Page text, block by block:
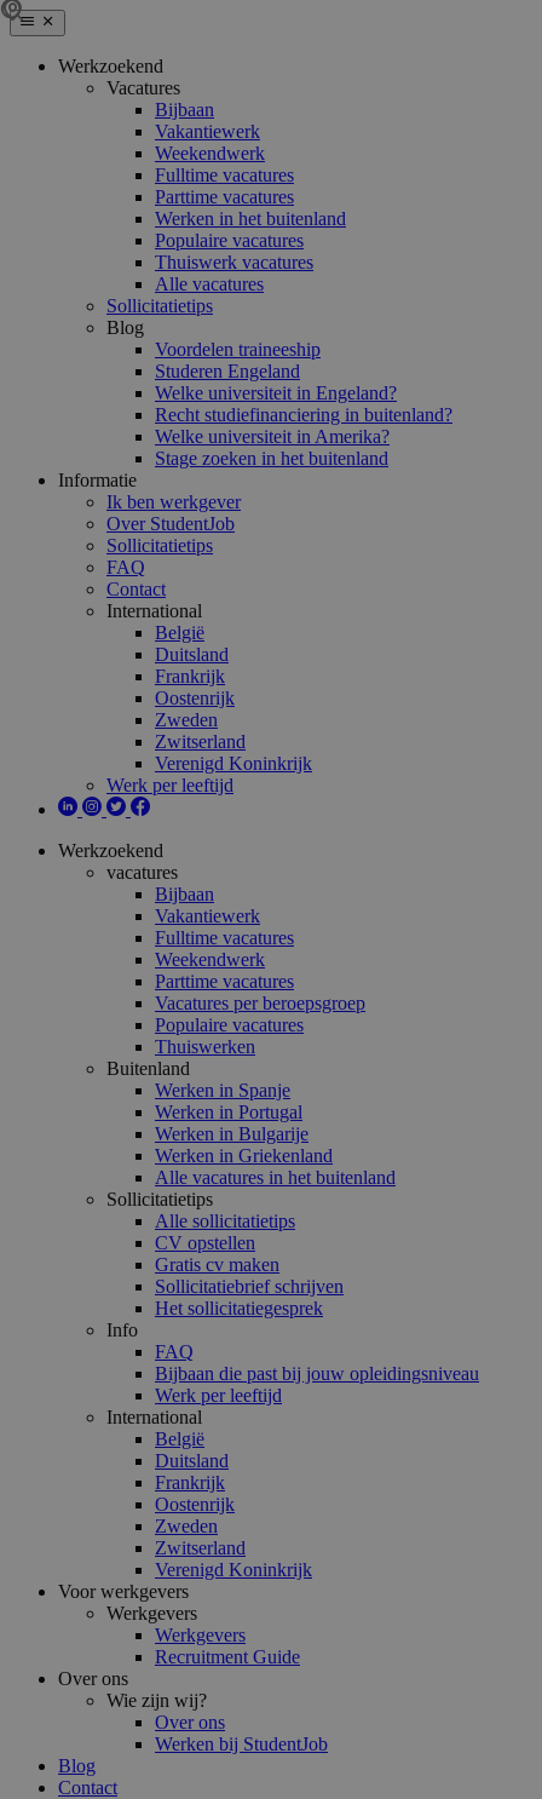
Werkzoekend
Vacatures
Bijbaan
Vakantiewerk
Weekendwerk
Fulltime vacatures
Parttime vacatures
Werken in het buitenland
Populaire vacatures
Thuiswerk vacatures
Alle vacatures
Sollicitatietips
Blog
Voordelen traineeship
Studeren Engeland
Welke universiteit in Engeland?
Recht studiefinanciering in buitenland?
Welke universiteit in Amerika?
Stage zoeken in het buitenland
Informatie
Ik ben werkgever
Over StudentJob
Sollicitatietips
FAQ
Contact
International
België
Duitsland
Frankrijk
Oostenrijk
Zweden
Zwitserland
Verenigd Koninkrijk
Werk per leeftijd
Werkzoekend
vacatures
Bijbaan
Vakantiewerk
Fulltime vacatures
Weekendwerk
Parttime vacatures
Vacatures per beroepsgroep
Populaire vacatures
Thuiswerken
Buitenland
Werken in Spanje
Werken in Portugal
Werken in Bulgarije
Werken in Griekenland
Alle vacatures in het buitenland
Sollicitatietips
Alle sollicitatietips
CV opstellen
Gratis cv maken
Sollicitatiebrief schrijven
Het sollicitatiegesprek
Info
FAQ
Bijbaan die past bij jouw opleidingsniveau
Werk per leeftijd
International
België
Duitsland
Frankrijk
Oostenrijk
Zweden
Zwitserland
Verenigd Koninkrijk
Voor werkgevers
Werkgevers
Werkgevers
Recruitment Guide
Over ons
Wie zijn wij?
Over ons
Werken bij StudentJob
Blog
Contact